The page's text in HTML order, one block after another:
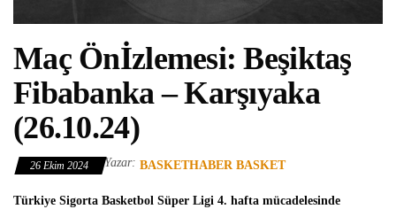
Maç Önİzlemesi: Beşiktaş
Fibabanka – Karşıyaka
(26.10.24)
26 Ekim 2024 Yazar: BASKETHABER BASKET
Türkiye Sigorta Basketbol Süper Ligi 4. hafta mücadelesinde